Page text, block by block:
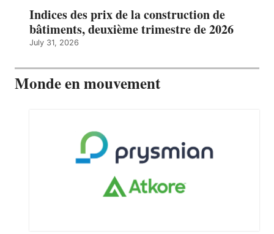
Indices des prix de la construction de
bâtiments, deuxième trimestre de 2026
July 31, 2026
Monde en mouvement